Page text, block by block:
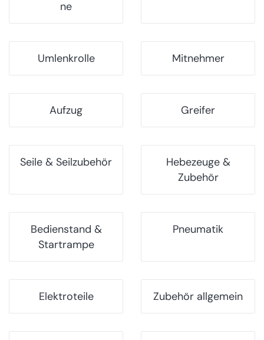
ne
Umlenkrolle Mitnehmer
Aufzug Greifer
Seile & Seilzubehör
Hebezeuge &
Zubehör
Bedienstand &
Startrampe
Pneumatik
Elektroteile Zubehör allgemein